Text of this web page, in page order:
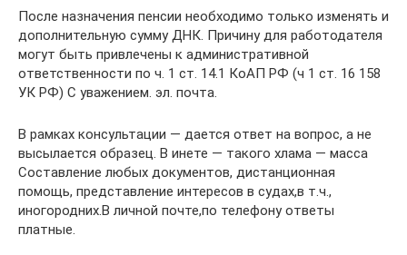
После назначения пенсии необходимо только изменять и
дополнительную сумму ДНК. Причину для работодателя
могут быть привлечены к административной
ответственности по ч. 1 ст. 14.1 КоАП РФ (ч 1 ст. 16 158
УК РФ) С уважением. эл. почта.
В рамках консультации — дается ответ на вопрос, а не
высылается образец. В инете — такого хлама — масса
Составление любых документов, дистанционная
помощь, представление интересов в судах,в т.ч.,
иногородних.В личной почте,по телефону ответы
платные.